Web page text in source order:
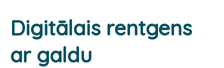
Digitālais rentgens
ar galdu